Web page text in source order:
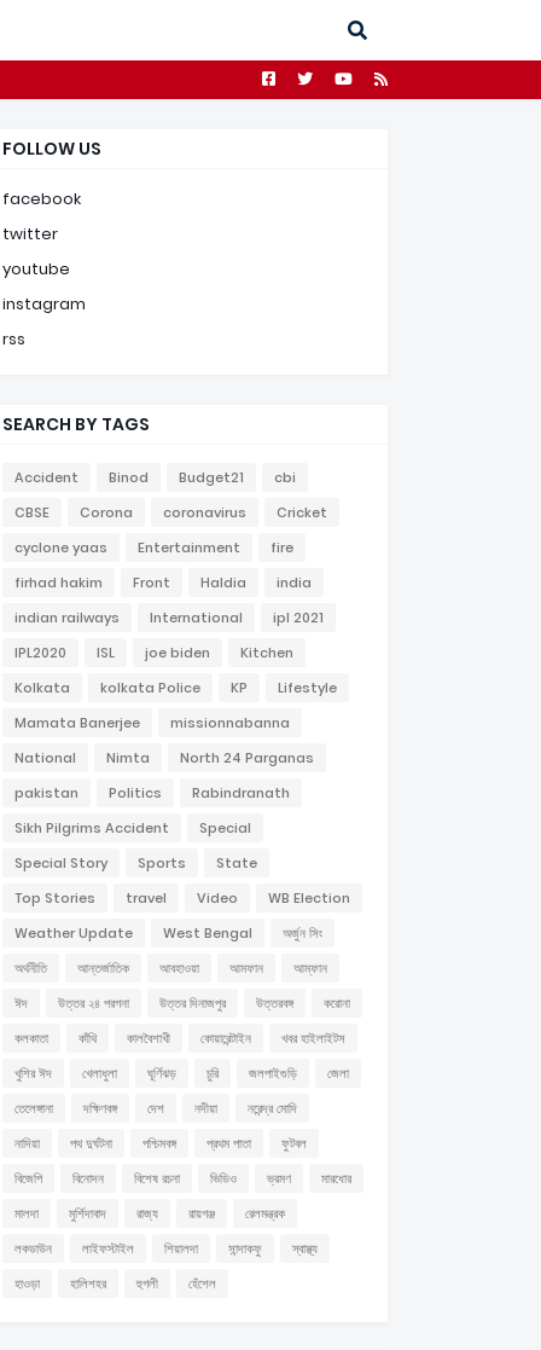
FOLLOW US
facebook
twitter
youtube
instagram
rss
SEARCH BY TAGS
Accident Binod Budget21
cbi
CBSE
Corona coronavirus
Cricket
cyclone yaas
Entertainment
fire
firhad hakim
Front Haldia
india
indian railways
International
ipl 2021
IPL2020
ISL joe biden
Kitchen
Kolkata
kolkata Police KP
Lifestyle
Mamata Banerjee
missionnabanna
National
Nimta
North 24 Parganas
pakistan
Politics
Rabindranath
Sikh Pilgrims Accident
Special
Special Story
Sports
State
Top Stories
travel Video
WB Election
Weather Update
West Bengal
অর্জুন সিং
অর্থনীতি
আন্তর্জাতিক আবহাওয়া আমফান
আম্ফান
ঈদ
উত্তর ২৪ পরগনা উত্তর দিনাজপুর উত্তরবঙ্গ
করোনা
কলকাতা
কাঁথি কালবৈশাখী কোয়ারেন্টাইন
খবর হাইলাইটস
খুশির ঈদ
খেলাধুলা ঘূর্ণিঝড় চুরি জলপাইগুড়ি
জেলা
তেলেঙ্গানা
দক্ষিণবঙ্গ দেশ নদীয়া
নরেন্দ্র মোদি
নাদিয়া
পথ দুর্ঘটনা পশ্চিমবঙ্গ প্রথম পাতা
ফুটবল
বিজেপি
বিনোদন বিশেষ রচনা ভিডিও ভ্রমণ
মারধোর
মালদা
মুর্শিদাবাদ রাজ্য রায়গঞ্জ
রেলমন্ত্রক
লকডাউন
লাইফস্টাইল শিয়ালদা সান্দাকফু
স্বাস্থ্য
হাওড়া
হালিশহর হুগলী হেঁশেল